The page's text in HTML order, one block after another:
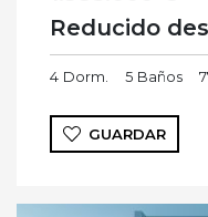
Reducido
4 Dorm. 5 Baños
GUARDAR